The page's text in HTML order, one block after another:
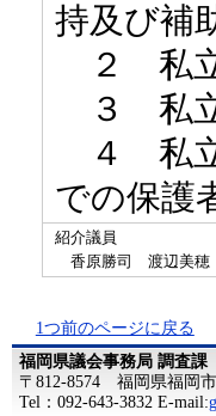
持及び補
２ 私立
３ 私立
４ 私立
での保護
紹介議員
香原勝司 渡辺美
1つ前のページに戻る
福岡県議会事務局 調査課
〒812-8574 福岡県福岡
Tel：092-643-3832 E-mail: